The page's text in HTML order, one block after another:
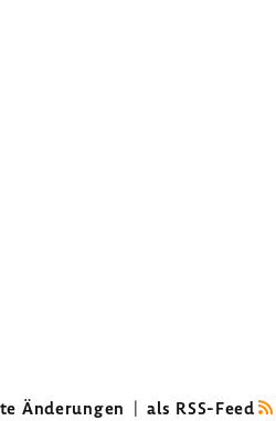
Änderungen | als RSS-Feed